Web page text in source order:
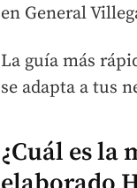
en General
La guía más
se adapta a tus
¿Cuál es